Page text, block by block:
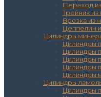
Переход
Тройник
Врезка из
Цеппелин
Цилиндры
Цилиндры
Цилиндры
Цилиндры
Цилиндры
Цилиндры
Цилиндры
Цилиндры